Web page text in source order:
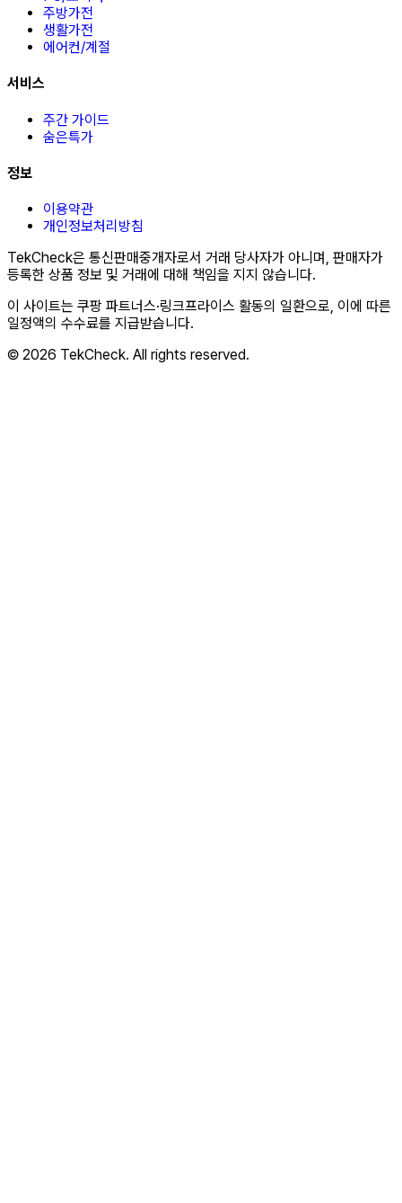
주방가전
생활가전
에어컨/계절
서비스
주간 가이드
숨은특가
정보
이용약관
개인정보처리방침
TekCheck은 통신판매중개자로서 거래 당사자가 아니며, 판매자가
등록한 상품 정보 및 거래에 대해 책임을 지지 않습니다.
이 사이트는 쿠팡 파트너스·링크프라이스 활동의 일환으로, 이에 따른
일정액의 수수료를 지급받습니다.
© 2026 TekCheck. All rights reserved.